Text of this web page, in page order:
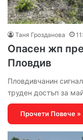
Таня Грозданова
Опасен жп
Пловдив
Пловдивчанин
труден достъп за
Прочети Повече »